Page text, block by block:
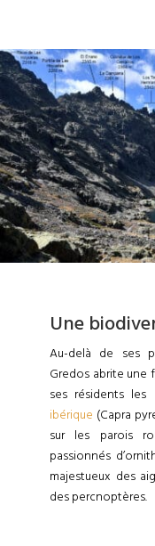
Une
Au-delà de ses
Gredos abrite une
ses résidents les
ibérique (Capra
sur les parois
passionnés
majestueux des
des percnoptères.